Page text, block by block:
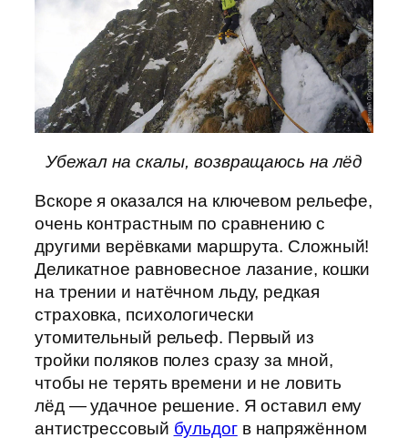
Убежал на скалы, возвращаюсь на лёд
Вскоре я оказался на ключевом рельефе,
очень контрастным по сравнению с
другими верёвками маршрута. Сложный!
Деликатное равновесное лазание, кошки
на трении и натёчном льду, редкая
страховка, психологически
утомительный рельеф. Первый из
тройки поляков полез сразу за мной,
чтобы не терять времени и не ловить
лёд — удачное решение. Я оставил ему
антистрессовый бульдогв напряжённом